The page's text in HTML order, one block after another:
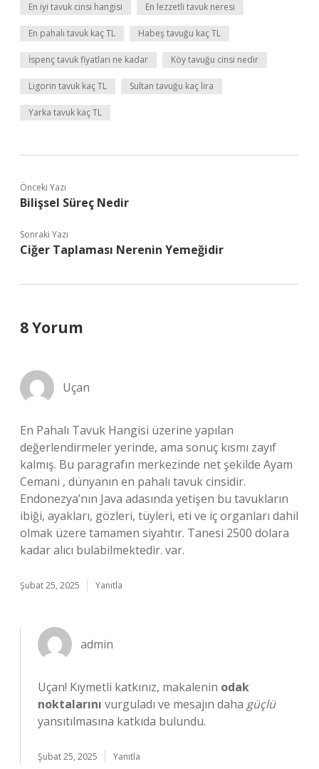
En iyi tavuk cinsi hangisi En lezzetli tavuk neresi
En pahalı tavuk kaç TL Habeş tavuğu kaç TL
İspenç tavuk fiyatları ne kadar Köy tavuğu cinsi nedir
Ligorin tavuk kaç TL Sultan tavuğu kaç lira
Yarka tavuk kaç TL
Önceki Yazı
Bilişsel Süreç Nedir
Sonraki Yazı
Ciğer Taplaması Nerenin Yemeğidir
8 Yorum
Uçan
En Pahalı Tavuk Hangisi üzerine yapılan
değerlendirmeler yerinde, ama sonuç kısmı zayıf
kalmış. Bu paragrafın merkezinde net şekilde Ayam
Cemani , dünyanın en pahalı tavuk cinsidir.
Endonezya’nın Java adasında yetişen bu tavukların
ibiği, ayakları, gözleri, tüyleri, eti ve iç organları dahil
olmak üzere tamamen siyahtır. Tanesi 2500 dolara
kadar alıcı bulabilmektedir. var.
Şubat 25, 2025 Yanıtla
admin
Uçan! Kıymetli katkınız, makalenin odak
noktalarını vurguladı ve mesajın daha güçlü
yansıtılmasına katkıda bulundu.
Şubat 25, 2025 Yanıtla